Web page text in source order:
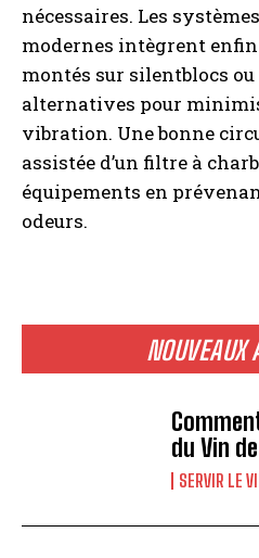
NOUVEAUX
du Vin
SERVIR LE
nécessaires. Les
modernes intègrent enfin
montés sur silentblocs
alternatives pour
vibration. Une bonne
assistée d’un filtre à
équipements en
odeurs.